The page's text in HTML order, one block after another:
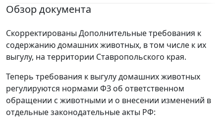
Обзор документа
Скорректированы Дополнительные требования к
содержанию домашних животных, в том числе к их
выгулу, на территории Ставропольского края.
Теперь требования к выгулу домашних животных
регулируются нормами ФЗ об ответственном
обращении с животными и о внесении изменений в
отдельные законодательные акты РФ: